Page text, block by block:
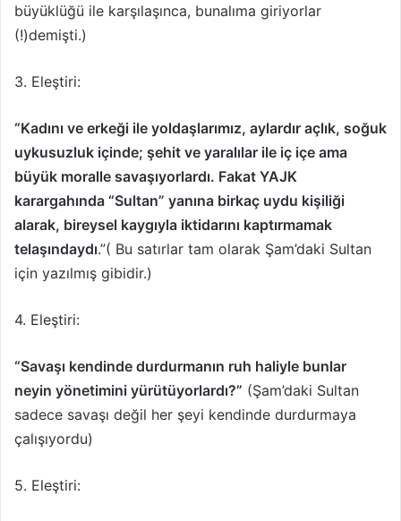
büyüklüğü ile karşılaşınca, bunalıma giriyorlar
(!)demişti.)
3. Eleştiri:
“Kadını ve erkeği ile yoldaşlarımız, aylardır açlık, soğuk
uykusuzluk içinde; şehit ve yaralılar ile iç içe ama
büyük moralle savaşıyorlardı. Fakat YAJK
karargahında “Sultan” yanına birkaç uydu kişiliği
alarak, bireysel kaygıyla iktidarını kaptırmamak
telaşındaydı.”( Bu satırlar tam olarak Şam’daki Sultan
için yazılmış gibidir.)
4. Eleştiri:
“Savaşı kendinde durdurmanın ruh haliyle bunlar
neyin yönetimini yürütüyorlardı?” (Şam’daki Sultan
sadece savaşı değil her şeyi kendinde durdurmaya
çalışıyordu)
5. Eleştiri: